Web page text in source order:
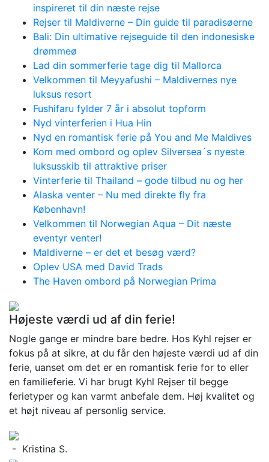
inspireret til din næste rejse
Rejser til Maldiverne – Din guide til paradisøerne
Bali: Din ultimative rejseguide til den indonesiske
drømmeø
Lad din sommerferie tage dig til Mallorca
Velkommen til Meyyafushi – Maldivernes nye
luksus resort
Fushifaru fylder 7 år i absolut topform
Nyd vinterferien i Hua Hin
Nyd en romantisk ferie på You and Me Maldives
Kom med ombord og oplev Silversea´s nyeste
luksusskib til attraktive priser
Vinterferie til Thailand – gode tilbud nu og her
Alaska venter – Nu med direkte fly fra
København!
Velkommen til Norwegian Aqua – Dit næste
eventyr venter!
Maldiverne – er det et besøg værd?
Oplev USA med David Trads
The Haven ombord på Norwegian Prima
Højeste værdi ud af din ferie!
Nogle gange er mindre bare bedre. Hos Kyhl rejser er
fokus på at sikre, at du får den højeste værdi ud af din
ferie, uanset om det er en romantisk ferie for to eller
en familieferie. Vi har brugt Kyhl Rejser til begge
ferietyper og kan varmt anbefale dem. Høj kvalitet og
et højt niveau af personlig service.
- Kristina S.